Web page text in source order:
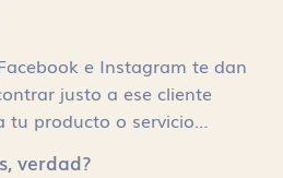
e Instagram te dan
justo a ese cliente
tu producto o servicio…
verdad?